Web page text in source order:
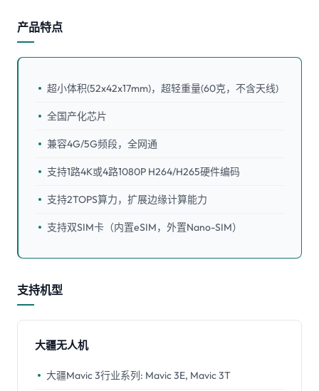
产品特点
超小体积(52x42x17mm)，超轻重量(60克，不含天线)
全国产化芯片
兼容4G/5G频段，全网通
支持1路4K或4路1080P H264/H265硬件编码
支持2TOPS算力，扩展边缘计算能力
支持双SIM卡（内置eSIM，外置Nano-SIM）
支持机型
大疆无人机
大疆Mavic 3行业系列: Mavic 3E, Mavic 3T